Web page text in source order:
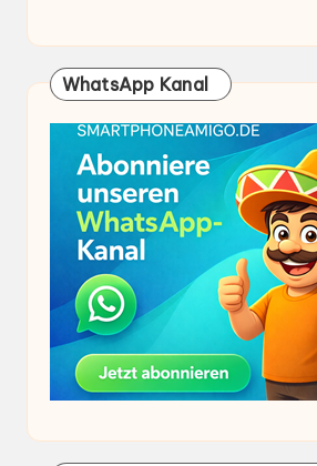
WhatsApp Kanal